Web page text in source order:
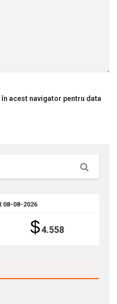
acest navigator pentru data
Căutare
08-08-2026
$4.558